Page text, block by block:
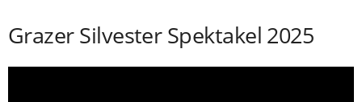
Grazer Silvester Spektakel 2025